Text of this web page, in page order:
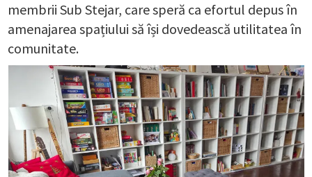
membrii Sub Stejar, care speră ca efortul depus în
amenajarea spațiului să își dovedească utilitatea în
comunitate.